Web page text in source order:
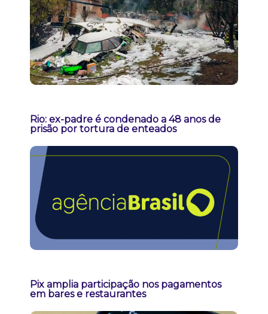
Rio: ex-padre é condenado a 48 anos de
prisão por tortura de enteados
Pix amplia participação nos pagamentos
em bares e restaurantes